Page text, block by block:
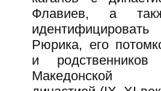
Флавиев, а
идентифицировать
Рюрика, его
и
Македонской